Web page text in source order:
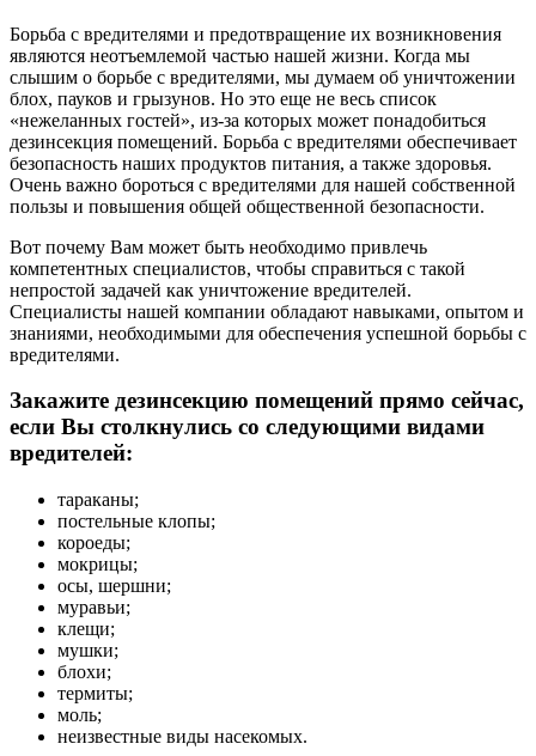
Борьба с вредителями и предотвращение их возникновения
являются неотъемлемой частью нашей жизни. Когда мы
слышим о борьбе с вредителями, мы думаем об уничтожении
блох, пауков и грызунов. Но это еще не весь список
«нежеланных гостей», из-за которых может понадобиться
дезинсекция помещений. Борьба с вредителями обеспечивает
безопасность наших продуктов питания, а также здоровья.
Очень важно бороться с вредителями для нашей собственной
пользы и повышения общей общественной безопасности.
Вот почему Вам может быть необходимо привлечь
компетентных специалистов, чтобы справиться с такой
непростой задачей как уничтожение вредителей.
Специалисты нашей компании обладают навыками, опытом и
знаниями, необходимыми для обеспечения успешной борьбы с
вредителями.
Закажите дезинсекцию помещений прямо сейчас,
если Вы столкнулись со следующими видами
вредителей:
тараканы;
постельные клопы;
короеды;
мокрицы;
осы, шершни;
муравьи;
клещи;
мушки;
блохи;
термиты;
моль;
неизвестные виды насекомых.